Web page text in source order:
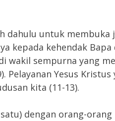
dahulu untuk membuka
kepada kehendak
wakil sempurna yang
Pelayanan Yesus
kita (11-13).
dengan orang-